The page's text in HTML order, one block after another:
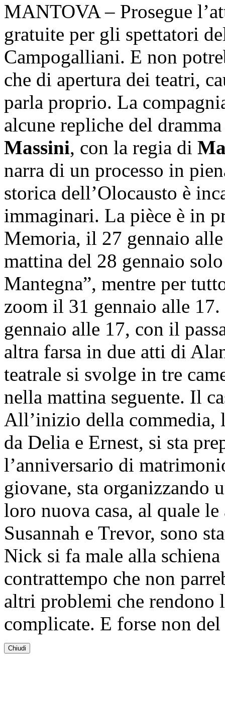
MANTOVA – Prosegue
gratuite per gli spettatori
Campogalliani. E non
che di apertura dei teatri,
parla proprio. La
alcune repliche del
Massini, con la regia di
narra di un processo in
storica dell’Olocausto è
immaginari. La pièce è in
Memoria, il 27 gennaio
mattina del 28 gennaio
Mantegna”, mentre per
zoom il 31 gennaio alle
gennaio alle 17, con il
altra farsa in due atti di
teatrale si svolge in tre
nella mattina seguente. Il
All’inizio della commedia,
da Delia e Ernest, si sta
l’anniversario di
giovane, sta organizzando
loro nuova casa, al quale
Susannah e Trevor, sono
Nick si fa male alla
contrattempo che non
altri problemi che rendono
complicate. E forse non
Chiudi